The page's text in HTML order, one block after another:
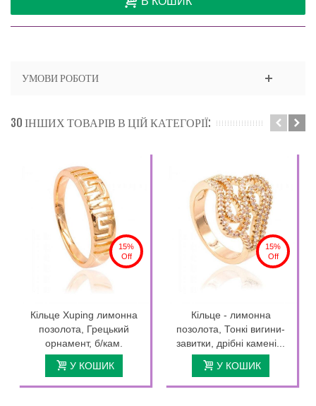
УМОВИ РОБОТИ
30 ІНШИХ ТОВАРІВ В ЦІЙ КАТЕГОРІЇ:
15%
Off
Кільце Xuping лимонна
позолота, Грецький
орнамент, б/кам.
У КОШИК
15%
Off
Кільце - лимонна
позолота, Тонкі вигини-
завитки, дрібні камені...
У КОШИК